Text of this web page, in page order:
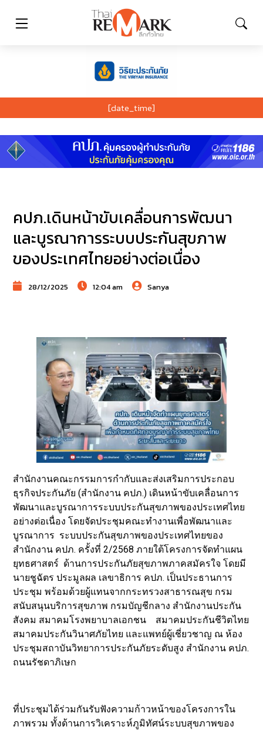
[date_time]
คปภ.เดินหน้าขับเคลื่อนการพัฒนา
และบูรณาการระบบประกันสุขภาพ
ของประเทศไทยอย่างต่อเนื่อง
28/12/2025 12:04 am Sanya
สำนักงานคณะกรรมการกำกับและส่งเสริมการประกอบ
ธุรกิจประกันภัย (สำนักงาน คปภ.) เดินหน้าขับเคลื่อนการ
พัฒนาและบูรณาการระบบประกันสุขภาพของประเทศไทย
อย่างต่อเนื่อง โดยจัดประชุมคณะทำงานเพื่อพัฒนาและ
บูรณาการ ระบบประกันสุขภาพของประเทศไทยของ
สำนักงาน คปภ. ครั้งที่ 2/2568 ภายใต้โครงการจัดทำแผน
ยุทธศาสตร์ ด้านการประกันภัยสุขภาพภาคสมัครใจ โดยมี
นายชูฉัตร ประมูลผล เลขาธิการ คปภ. เป็นประธานการ
ประชุม พร้อมด้วยผู้แทนจากกระทรวงสาธารณสุข กรม
สนับสนุนบริการสุขภาพ กรมบัญชีกลาง สำนักงานประกัน
สังคม สมาคมโรงพยาบาลเอกชน สมาคมประกันชีวิตไทย
สมาคมประกันวินาศภัยไทย และแพทย์ผู้เชี่ยวชาญ ณ ห้อง
ประชุมสถาบันวิทยาการประกันภัยระดับสูง สำนักงาน คปภ.
ถนนรัชดาภิเษก
ที่ประชุมได้ร่วมกันรับฟังความก้าวหน้าของโครงการใน
ภาพรวม ทั้งด้านการวิเคราะห์ภูมิทัศน์ระบบสุขภาพของ